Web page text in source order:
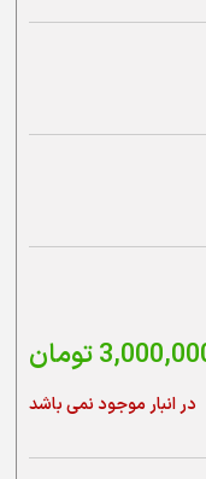
تومان
در انبار موجود نمی باشد